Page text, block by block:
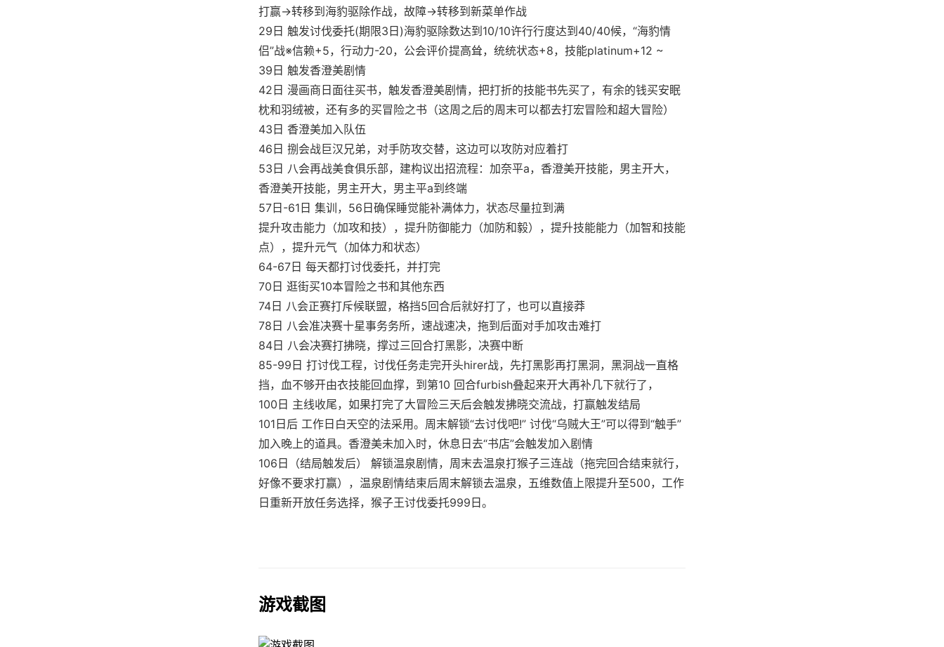
打赢→转移到海豹驱除作战，故障→转移到新菜单作战
29日 触发讨伐委托(期限3日)海豹驱除数达到10/10许行行度达到40/40候，“海豹情
侣”战※信赖+5，行动力-20，公会评价提高耸，统统状态+8，技能platinum+12 ~
39日 触发香澄美剧情
42日 漫画商日面往买书，触发香澄美剧情，把打折的技能书先买了，有余的钱买安眠
枕和羽绒被，还有多的买冒险之书（这周之后的周末可以都去打宏冒险和超大冒险）
43日 香澄美加入队伍
46日 捌会战巨汉兄弟，对手防攻交替，这边可以攻防对应着打
53日 八会再战美食俱乐部，建构议出招流程：加奈平a，香澄美开技能，男主开大，
香澄美开技能，男主开大，男主平a到终端
57日-61日 集训，56日确保睡觉能补满体力，状态尽量拉到满
提升攻击能力（加攻和技），提升防御能力（加防和毅），提升技能能力（加智和技能
点），提升元气（加体力和状态）
64-67日 每天都打讨伐委托，并打完
70日 逛街买10本冒险之书和其他东西
74日 八会正赛打斥候联盟，格挡5回合后就好打了，也可以直接莽
78日 八会准决赛十星事务务所，速战速决，拖到后面对手加攻击难打
84日 八会决赛打拂晓，撑过三回合打黑影，决赛中断
85-99日 打讨伐工程，讨伐任务走完开头hirer战，先打黑影再打黑洞，黑洞战一直格
挡，血不够开由衣技能回血撑，到第10 回合furbish叠起来开大再补几下就行了，
100日 主线收尾，如果打完了大冒险三天后会触发拂晓交流战，打赢触发结局
101日后 工作日白天空的法采用。周末解锁“去讨伐吧!” 讨伐“乌贼大王”可以得到“触手”
加入晚上的道具。香澄美未加入时，休息日去“书店”会触发加入剧情
106日（结局触发后） 解锁温泉剧情，周末去温泉打猴子三连战（拖完回合结束就行，
好像不要求打赢），温泉剧情结束后周末解锁去温泉，五维数值上限提升至500，工作
日重新开放任务选择，猴子王讨伐委托999日。
游戏截图